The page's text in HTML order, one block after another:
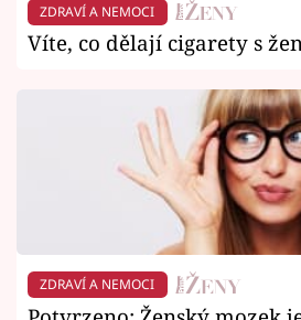
ZDRAVÍ A NEMOCI
Víte, co dělají cigarety s
ZDRAVÍ A NEMOCI